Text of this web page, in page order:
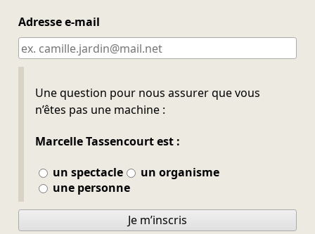
Adresse e-mail
Une question pour nous assurer que vous
n’êtes pas une machine :
Marcelle Tassencourt est :
un spectacle
un organisme
une personne
Ne pas remplir
Je m’inscris